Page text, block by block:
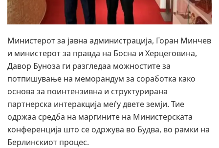
Министерот за јавна администрација, Горан Минчев
и министерот за правда на Босна и Херцеговина,
Давор Буноза ги разгледаа можностите за
потпишување на меморандум за соработка како
основа за поинтензивна и структурирана
партнерска интеракција меѓу двете земји. Тие
одржаа средба на маргините на Министерската
конференција што се одржува во Будва, во рамки на
Берлинскиот процес.